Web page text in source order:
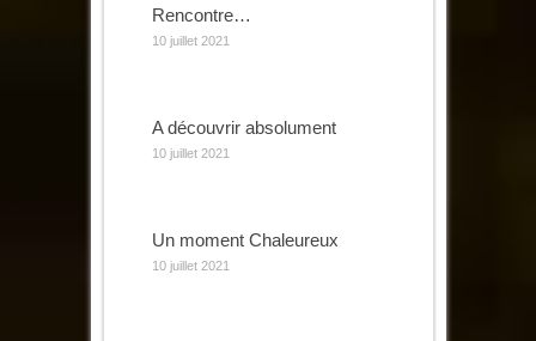
Rencontre…
10 juillet 2021
A découvrir absolument
10 juillet 2021
Un moment Chaleureux
10 juillet 2021